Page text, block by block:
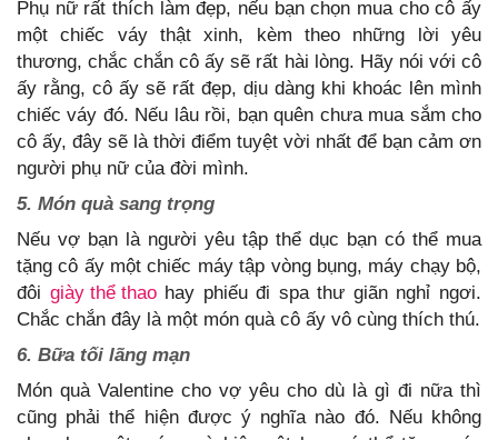
Phụ nữ rất thích làm đẹp, nếu bạn chọn mua cho cô ấy
một chiếc váy thật xinh, kèm theo những lời yêu
thương, chắc chắn cô ấy sẽ rất hài lòng. Hãy nói với cô
ấy rằng, cô ấy sẽ rất đẹp, dịu dàng khi khoác lên mình
chiếc váy đó. Nếu lâu rồi, bạn quên chưa mua sắm cho
cô ấy, đây sẽ là thời điểm tuyệt vời nhất để bạn cảm ơn
người phụ nữ của đời mình.
5. Món quà sang trọng
Nếu vợ bạn là người yêu tập thể dục bạn có thể mua
tặng cô ấy một chiếc máy tập vòng bụng, máy chạy bộ,
đôi giày thể thaohay phiếu đi spa thư giãn nghỉ ngơi.
Chắc chắn đây là một món quà cô ấy vô cùng thích thú.
6. Bữa tối lãng mạn
Món quà Valentine cho vợ yêu cho dù là gì đi nữa thì
cũng phải thể hiện được ý nghĩa nào đó. Nếu không